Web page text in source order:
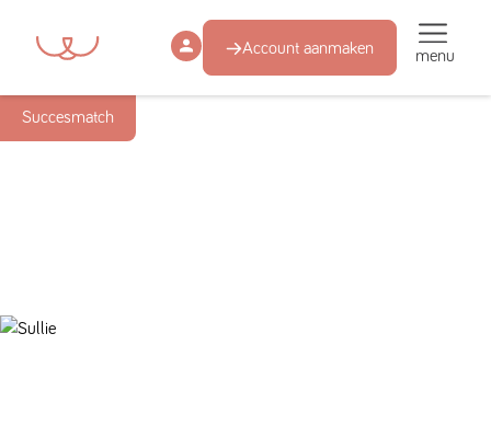
Account aanmaken menu
Succesmatch